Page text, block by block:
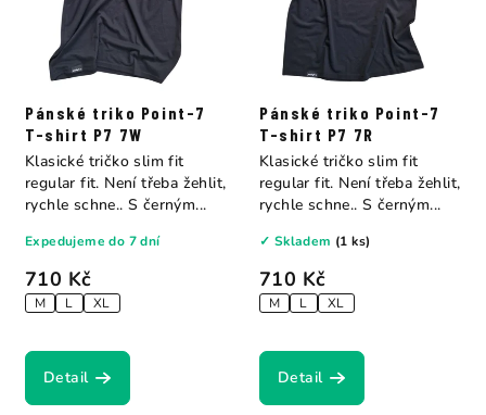
Pánské triko Point-7
T-shirt P7 7W
710 Kč
M L XL
Expedujeme do 7 dní
Detail
Klasické tričko slim fit
regular fit. Není třeba žehlit,
rychle schne.. S černým...
Pánské triko Point-7
T-shirt P7 7R
710 Kč
M L XL
✓ Skladem (1 ks)
Detail
Klasické tričko slim fit
regular fit. Není třeba žehlit,
rychle schne.. S černým...